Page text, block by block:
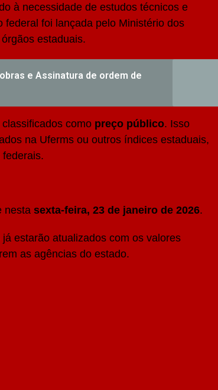
à necessidade de estudos técnicos e
foi lançada pelo Ministério dos
estaduais.
e Assinatura de ordem de
como preço público. Isso
na Uferms ou outros índices estaduais,
nesta sexta-feira, 23 de janeiro de 2026.
estarão atualizados com os valores
as agências do estado.